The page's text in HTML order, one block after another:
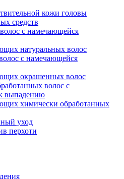
кожи головы
средств
с намечающейся
натуральных волос
с намечающейся
окрашенных волос
волос с
выпадению
химически обработанных
уход
перхоти